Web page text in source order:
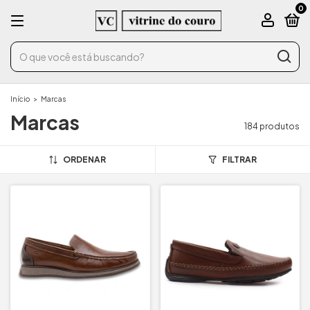
0
Início > Marcas
Marcas 184 produtos
ORDENAR FILTRAR